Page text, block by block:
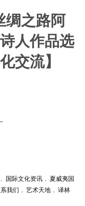
绸之路阿
人作品选
交流】
国际文化资讯， 夏威夷国
我们 ， 艺术天地， 译林